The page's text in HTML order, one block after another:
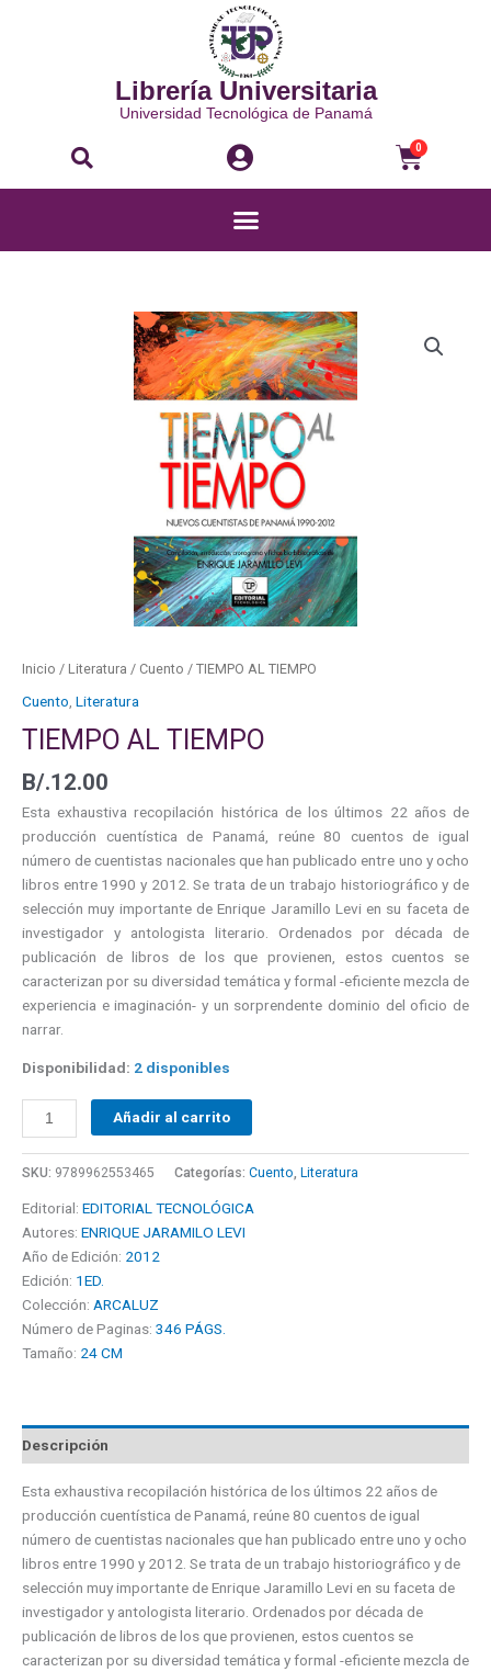
Librería Universitaria
Universidad Tecnológica de Panamá
Buscar 0
Menú
Inicio / Literatura / Cuento / TIEMPO AL TIEMPO
Cuento, Literatura
TIEMPO AL TIEMPO
B/.12.00
Esta exhaustiva recopilación histórica de los últimos 22 años de
producción cuentística de Panamá, reúne 80 cuentos de igual
número de cuentistas nacionales que han publicado entre uno y ocho
libros entre 1990 y 2012. Se trata de un trabajo historiográfico y de
selección muy importante de Enrique Jaramillo Levi en su faceta de
investigador y antologista literario. Ordenados por década de
publicación de libros de los que provienen, estos cuentos se
caracterizan por su diversidad temática y formal -eficiente mezcla de
experiencia e imaginación- y un sorprendente dominio del oficio de
narrar.
Disponibilidad: 2 disponibles
Añadir al carrito
SKU: 9789962553465 Categorías: Cuento, Literatura
Editorial: EDITORIAL TECNOLÓGICA
Autores: ENRIQUE JARAMILO LEVI
Año de Edición: 2012
Edición: 1ED.
Colección: ARCALUZ
Número de Paginas: 346 PÁGS.
Tamaño: 24 CM
Descripción
Esta exhaustiva recopilación histórica de los últimos 22 años de
producción cuentística de Panamá, reúne 80 cuentos de igual
número de cuentistas nacionales que han publicado entre uno y ocho
libros entre 1990 y 2012. Se trata de un trabajo historiográfico y de
selección muy importante de Enrique Jaramillo Levi en su faceta de
investigador y antologista literario. Ordenados por década de
publicación de libros de los que provienen, estos cuentos se
caracterizan por su diversidad temática y formal -eficiente mezcla de